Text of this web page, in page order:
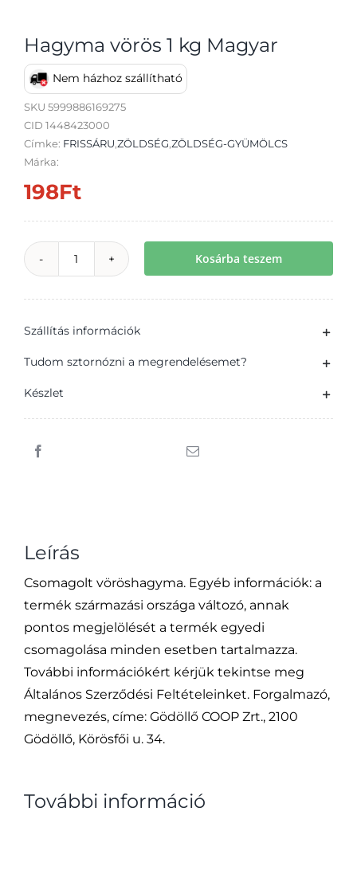
Átvétel
Hagyma vörös 1 kg Magyar
Nem házhoz szállítható
SKU 5999886169275
CID 1448423000
Címke: FRISSÁRU,ZÖLDSÉG,ZÖLDSÉG-GYÜMÖLCS
Márka:
198Ft
Hagyma
kg
Magyar
Kosárba teszem
Szállítás információk
Tudom sztornózni a megrendelésemet?
Készlet
Leírás
Csomagolt vöröshagyma. Egyéb információk: a
termék származási országa változó, annak
pontos megjelölését a termék egyedi
csomagolása minden esetben tartalmazza.
További információkért kérjük tekintse meg
Általános Szerződési Feltételeinket. Forgalmazó,
megnevezés, címe: Gödöllő COOP Zrt., 2100
Gödöllő, Körösfői u. 34.
További információ